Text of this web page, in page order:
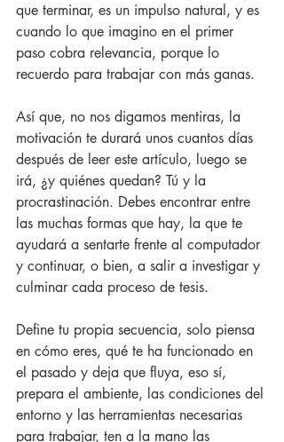
que terminar, es un impulso natural, y es
cuando lo que imagino en el primer
paso cobra relevancia, porque lo
recuerdo para trabajar con más ganas.
Así que, no nos digamos mentiras, la
motivación te durará unos cuantos días
después de leer este artículo, luego se
irá, ¿y quiénes quedan? Tú y la
procrastinación. Debes encontrar entre
las muchas formas que hay, la que te
ayudará a sentarte frente al computador
y continuar, o bien, a salir a investigar y
culminar cada proceso de tesis.
Define tu propia secuencia, solo piensa
en cómo eres, qué te ha funcionado en
el pasado y deja que fluya, eso sí,
prepara el ambiente, las condiciones del
entorno y las herramientas necesarias
para trabajar, ten a la mano las